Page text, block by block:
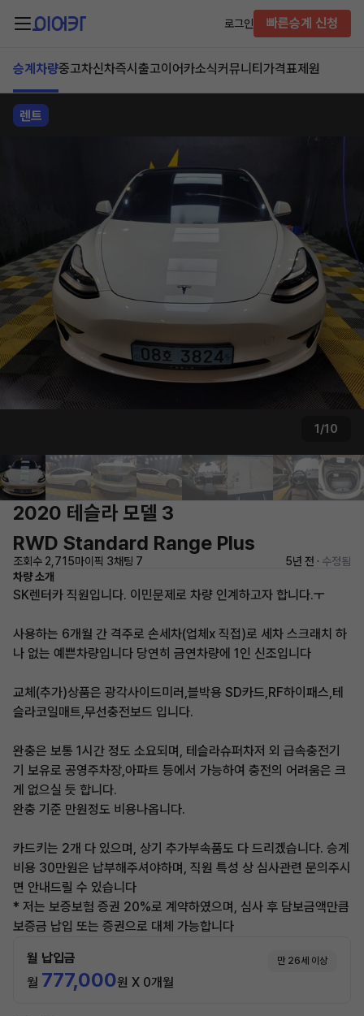
로그인 빠른승계 신청
승계차량중고차신차즉시출고이어카소식커뮤니티 가격표제원
렌트
1/10
2020 테슬라 모델 3
RWD Standard Range Plus
조회수 2,715마이픽 3채팅 7 5년 전 · 수정됨
차량 소개
SK렌터카 직원입니다. 이민문제로 차량 인계하고자 합니다.ㅜ
사용하는 6개월 간 격주로 손세차(업체x 직접)로 세차 스크래치 하
나 없는 예쁜차량입니다 당연히 금연차량에 1인 신조입니다
교체(추가)상품은 광각사이드미러,블박용 SD카드,RF하이패스,테
슬라코일매트,무선충전보드 입니다.
완충은 보통 1시간 정도 소요되며, 테슬라슈퍼차저 외 급속충전기
기 보유로 공영주차장,아파트 등에서 가능하여 충전의 어려움은 크
게 없으실 듯 합니다.
완충 기준 만원정도 비용나옵니다.
카드키는 2개 다 있으며, 상기 추가부속품도 다 드리겠습니다. 승계
비용 30만원은 납부해주셔야하며, 직원 특성 상 심사관련 문의주시
면 안내드릴 수 있습니다
* 저는 보증보험 증권 20%로 계약하였으며, 심사 후 담보금액만큼
보증금 납입 또는 증권으로 대체 가능합니다
월 납입금 만 26세 이상
월 777,000원 X 0개월